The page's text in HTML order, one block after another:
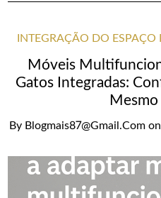
INTEGRAÇÃO DO
Móveis
Gatos Integradas:
Mesmo
By Blogmais87@gmail.com on